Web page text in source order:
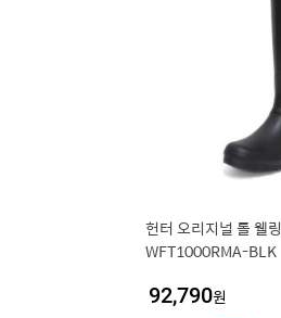
헌터 오리지널 톨 웰
WFT1000RMA-BLK
92,790원